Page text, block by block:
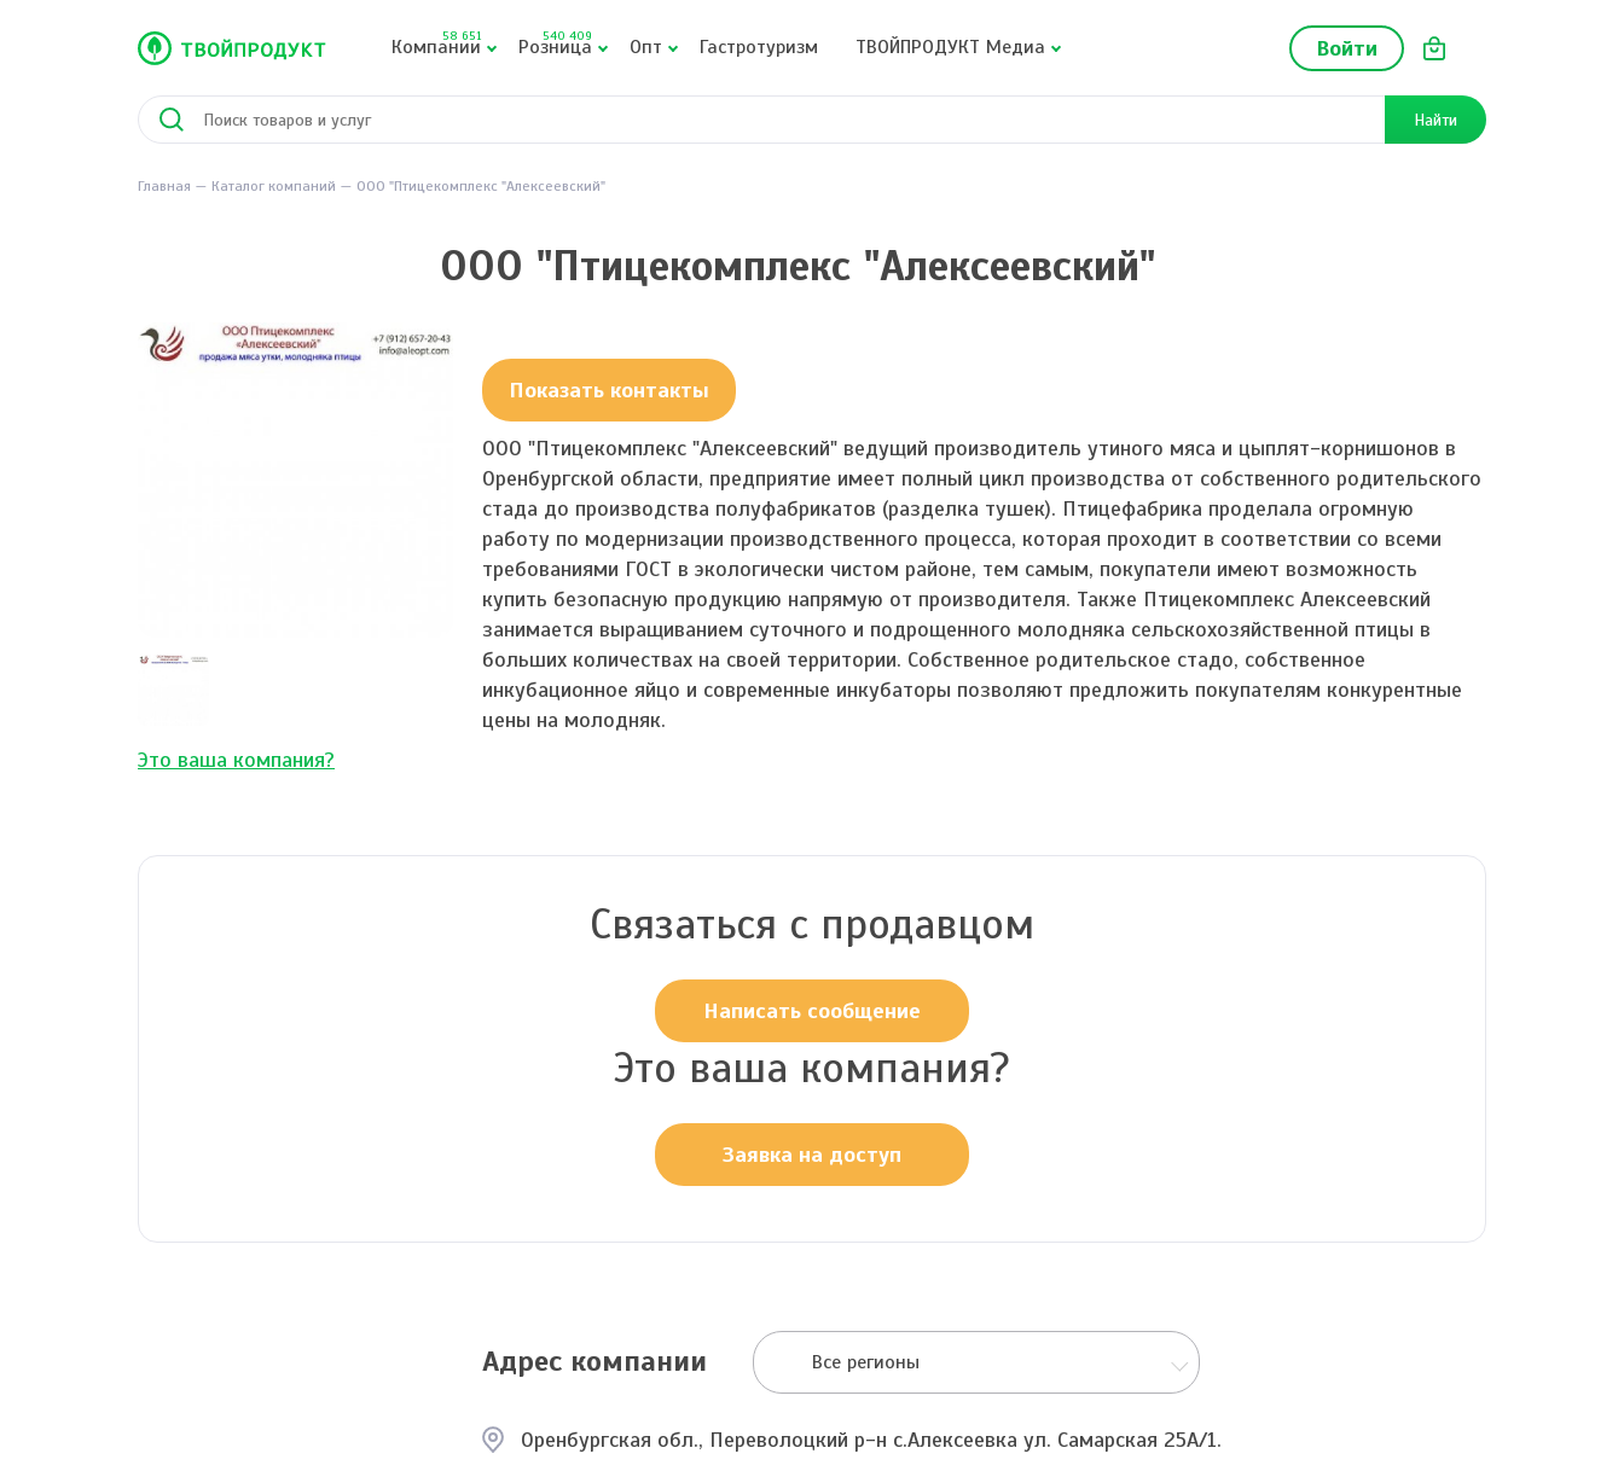
Войти
Компании
58 651 Розница
540 409 Опт Гастротуризм ТВОЙПРОДУКТ Медиа
Найти
Главная Каталог компаний ООО "Птицекомплекс "Алексеевский"
ООО "Птицекомплекс "Алексеевский"
Показать контакты
ООО "Птицекомплекс "Алексеевский" ведущий производитель утиного мяса и цыплят-корнишонов в
Оренбургской области, предприятие имеет полный цикл производства от собственного родительского
стада до производства полуфабрикатов (разделка тушек). Птицефабрика проделала огромную
работу по модернизации производственного процесса, которая проходит в соответствии со всеми
требованиями ГОСТ в экологически чистом районе, тем самым, покупатели имеют возможность
купить безопасную продукцию напрямую от производителя. Также Птицекомплекс Алексеевский
занимается выращиванием суточного и подрощенного молодняка сельскохозяйственной птицы в
больших количествах на своей территории. Собственное родительское стадо, собственное
инкубационное яйцо и современные инкубаторы позволяют предложить покупателям конкурентные
цены на молодняк.
Это ваша компания?
Связаться с продавцом
Написать сообщение
Это ваша компания?
Заявка на доступ
Адрес компании Все регионы
Оренбургская обл., Переволоцкий р-н с.Алексеевка ул. Самарская 25А/1.